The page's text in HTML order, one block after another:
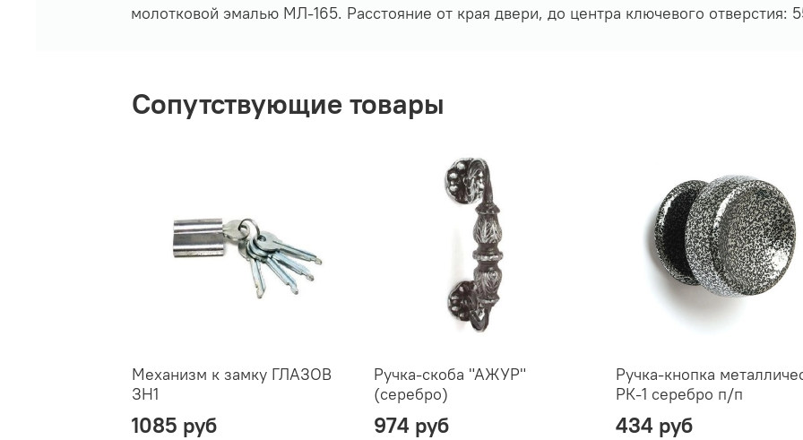
молотковой эмалью МЛ-165. Расстояние от края двери, до центра ключевого отверстия:
Сопутствующие товары
Механизм к замку ГЛАЗОВ
ЗН1
1085 руб
Ручка-скоба "АЖУР"
(серебро)
974 руб
Ручка-кнопка
РК-1 серебро п/п
434 руб